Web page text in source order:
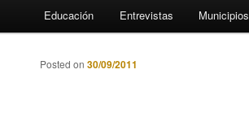
Educación Entrevistas Municipios
Posted on 30/09/2011